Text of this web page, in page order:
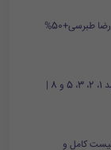
لیست بهترین هتل های سه ستاره مشهد+نزدیک حرم+امام رضا طبرسی+50%
قیمت و شماره تلفن و لیست هتل های خیابان امام رضا مشهد 1، 2، 3، 5 و 8 |
کامل و